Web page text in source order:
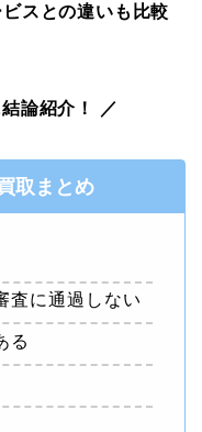
スとの違いも比較
論紹介！ ／
取まとめ
査に通過しない
る